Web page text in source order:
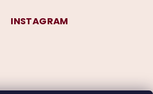
INSTAGRAM